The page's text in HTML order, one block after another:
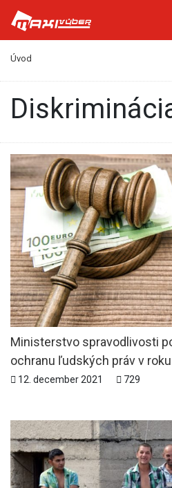
Úvod
Ministerstvo spravodlivosti
ochranu ľudských práv v
12. december 2021 729